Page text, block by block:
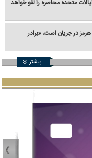
متحده محاصره را لغو خواهد
در جریان است، «برادر
بیشتر